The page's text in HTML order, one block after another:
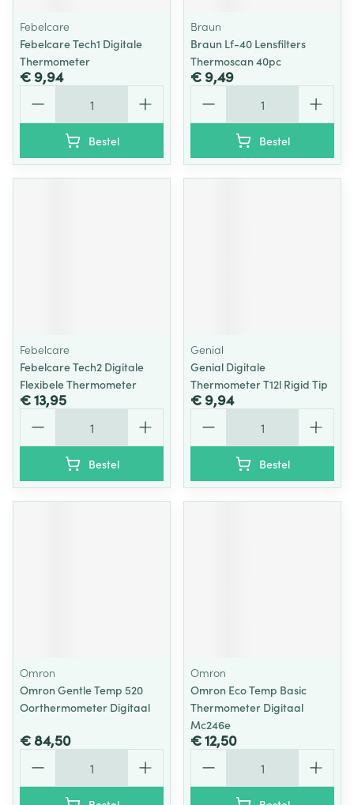
Febelcare
Febelcare Tech1 Digitale
Thermometer
€ 9,94
Bestel
Braun
Braun Lf-40 Lensfilters
Thermoscan 40pc
€ 9,49
Bestel
Febelcare
Febelcare Tech2 Digitale
Flexibele Thermometer
€ 13,95
Bestel
Genial
Genial Digitale
Thermometer T12l Rigid Tip
€ 9,94
Bestel
Omron
Omron Gentle Temp 520
Oorthermometer Digitaal
€ 84,50
Omron
Omron Eco Temp Basic
Thermometer Digitaal
Mc246e
€ 12,50